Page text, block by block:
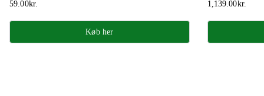
59.00kr.
Køb her
1,139.00kr.